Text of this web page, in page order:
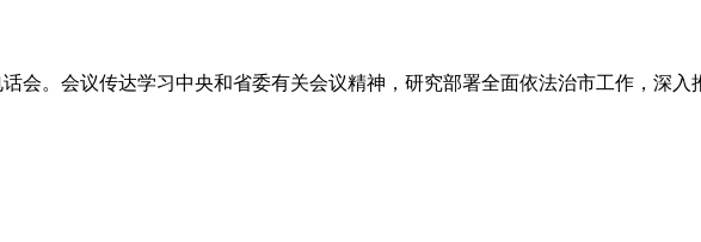
会。会议传达学习中央和省委有关会议精神，研究部署全面依法治市工作，深